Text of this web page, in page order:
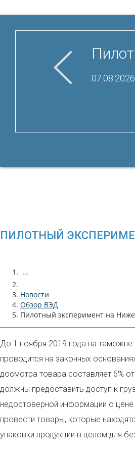
07.08.2026
ПИЛОТНЫЙ
...
Новости
Обзор ВЭД
Пилотный эксперимент на
До 1 ноября 2019 года на
проводится на законных
досмотра товара составляет 6%
должны предоставить доступ к
недостоверной информации о
провести товары, которые
упаковки продукции в целом для